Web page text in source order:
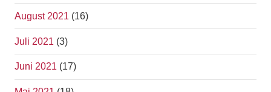
August 2021 (16)
Juli 2021 (3)
Juni 2021 (17)